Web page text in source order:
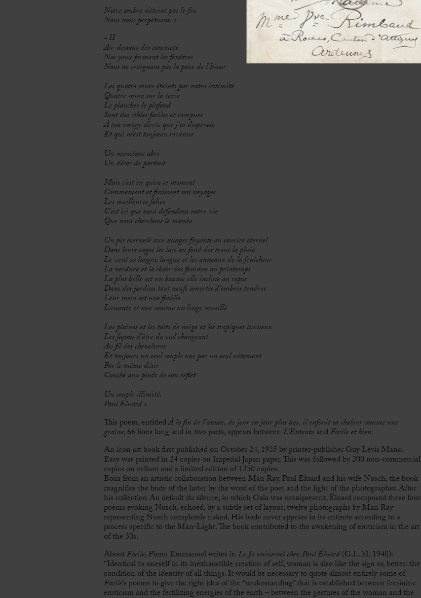
Notre ombre n’éteint pas le feu
Nous nous perpétuons. »
« II
Au-dessous des sommets
Nos yeux ferment les fenêtres
Nous ne craignons pas la paix de l’hiver
Les quatre murs éteints par notre intimité
Quatre murs sur la terre
Le plancher le plafond
Sont des cibles faciles et rompues
À ton image alerte que j’ai dispersée
Et qui m’est toujours revenue
Un monotone abri
Un décor de partout
Mais c’est ici qu’en ce moment
Commencent et finissent nos voyages
Les meilleures folies
C’est ici que nous défendons notre vie
Que nous cherchons le monde
Un pic écervelé aux nuages fuyants au sourire éternel
Dans leurs cages les lacs au fond des trous la pluie
Le vent sa longue langue et les anneaux de la fraîcheur
La verdure et la chair des femmes au printemps
La plus belle est un baume elle incline au repos
Dans des jardins tout neufs amortis d’ombres tendres
Leur mère est une feuille
Luisante et nue comme un linge mouillé
Les plaines et les toits de neige et les tropiques luxueux
Les façons d’être du ciel changeant
Au fil des chevelures
Et toujours un seul couple uni par un seul vêtement
Par le même désir
Couché aux pieds de son reflet
Un couple illimité.
Paul Eluard »
This poem, entitledÀ la fin de l’année, de jour en jour plus bas, il enfouit sa chaleur comme une
graine, 66 lines long and in two parts, appears betweenL’EntenteandFacile et bien.
An icon art book first published on October 24, 1935 by printer-publisher Guy Levis Mano,
Easy was printed in 24 copies on Imperial Japan paper. This was followed by 200 non-commercial
copies on vellum and a limited edition of 1250 copies.
Born from an artistic collaboration between Man Ray, Paul Eluard and his wife Nusch, the book
magnifies the body of the latter by the word of the poet and the light of the photographer. After
his collection Au default du silence, in which Gala was omnipresent, Éluard composed these four
poems evoking Nusch, echoed, by a subtle set of layout, twelve photographs by Man Ray
representing Nusch completely naked. His body never appears in its entirety according to a
process specific to the Man-Light. The book contributed to the awakening of eroticism in the art
of the 30s.
AboutFacile, Pierre Emmanuel writes inLe Je universel chez Paul Éluard(G.L.M, 1948):
“Identical to oneself in its inexhaustible creation of self, woman is also like the sign or, better: the
condition of the identity of all things. It would be necessary to quote almost entirely some of
Facile‘s poems to give the right idea of the “understanding” that is established between feminine
eroticism and the fertilizing energies of the earth – between the gestures of the woman and the